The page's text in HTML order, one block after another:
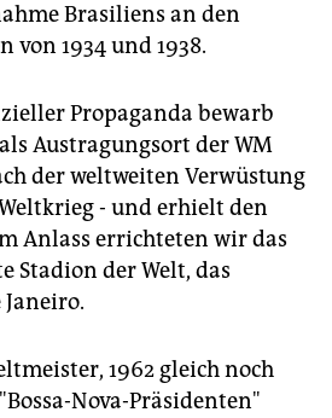
Brasiliens an den
von 1934 und 1938.
Propaganda bewarb
Austragungsort der WM
der weltweiten Verwüstung
- und erhielt den
Anlass errichteten wir das
Stadion der Welt, das
1962 gleich noch
Nova-Präsidenten"